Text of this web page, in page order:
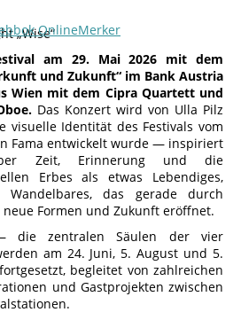
„Wise“
am 29. Mai 2026 mit dem
und Zukunft“ im Bank Austria
Wien mit dem Cipra Quartett und
Das Konzert wird von Ulla Pilz
visuelle Identität des Festivals vom
Fama entwickelt wurde — inspiriert
Zeit, Erinnerung und die
Erbes als etwas Lebendiges,
das gerade durch
Formen und Zukunft eröffnet.
die zentralen Säulen der vier
am 24. Juni, 5. August und 5.
begleitet von zahlreichen
und Gastprojekten zwischen